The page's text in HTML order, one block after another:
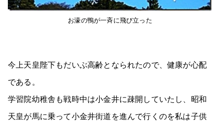
お濠の鴨が一斉に飛び立った
今上天皇陛下もだいぶ高齢となられたので、健康が心配
である。
学習院幼稚舎も戦時中は小金井に疎開していたし、昭和
天皇が馬に乗って小金井街道を進んで行くのを私は子供